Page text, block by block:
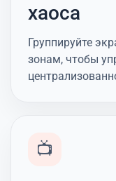
хаоса
Группируйте
зонам, чтобы
📺